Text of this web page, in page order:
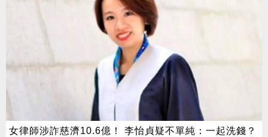
女律師涉詐慈濟10.6億！ 李怡貞疑不單純：一起洗錢？